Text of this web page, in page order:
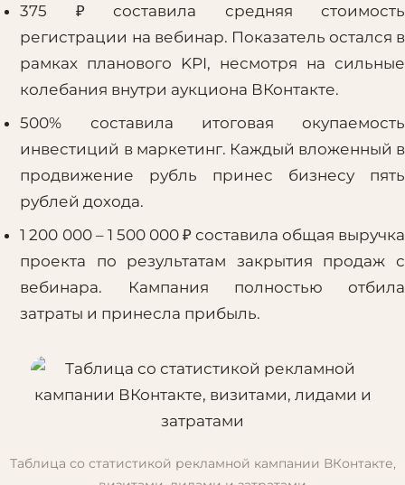
375 ₽ составила средняя стоимость
регистрации на вебинар. Показатель остался в
рамках планового KPI, несмотря на сильные
колебания внутри аукциона ВКонтакте.
500% составила итоговая окупаемость
инвестиций в маркетинг. Каждый вложенный в
продвижение рубль принес бизнесу пять
рублей дохода.
1 200 000 – 1 500 000 ₽ составила общая выручка
проекта по результатам закрытия продаж с
вебинара. Кампания полностью отбила
затраты и принесла прибыль.
Таблица со статистикой рекламной кампании ВКонтакте,